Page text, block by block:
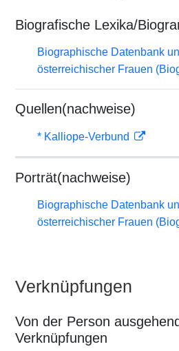
Biografische Lexika/
Biographische Datenbank
österreichischer Frauen
Quellen(nachweise)
* Kalliope-Verbund
Porträt(nachweise)
Biographische Datenbank
österreichischer Frauen
Verknüpfungen
Von der Person
Verknüpfungen